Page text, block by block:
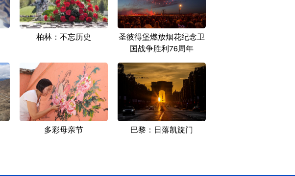
柏林：不忘历史
圣彼得堡燃放烟花纪念卫
国战争胜利76周年
多彩母亲节 巴黎：日落凯旋门